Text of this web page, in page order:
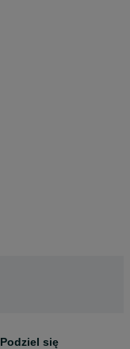
Podziel się